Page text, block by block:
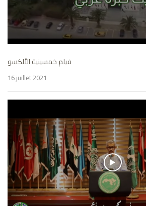
فيلم خمسينية الألكسو
16 juillet 2021